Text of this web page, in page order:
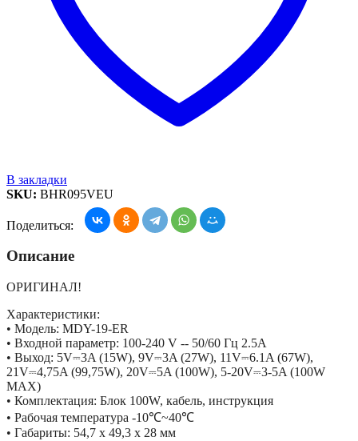
В закладки
SKU: BHR095VEU
Поделиться:
Описание
ОРИГИНАЛ!
Характеристики:
• Модель: MDY-19-ER
• Входной параметр: 100-240 V -- 50/60 Гц 2.5A
• Выход: 5V⎓3A (15W), 9V⎓3A (27W), 11V⎓6.1A (67W),
21V⎓4,75A (99,75W), 20V⎓5A (100W), 5-20V⎓3-5A (100W
MAX)
• Комплектация: Блок 100W, кабель, инструкция
• Рабочая температура -10℃~40℃
• Габариты: 54,7 х 49,3 х 28 мм